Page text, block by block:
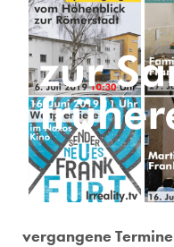
vergangene Termine